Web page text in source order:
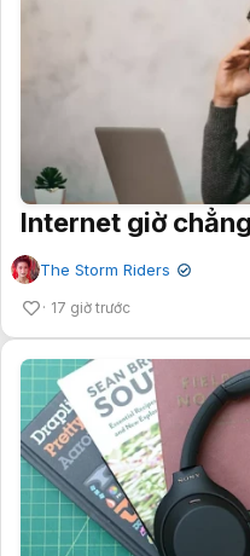
Internet giờ
The Storm Riders ✔
17 giờ trước